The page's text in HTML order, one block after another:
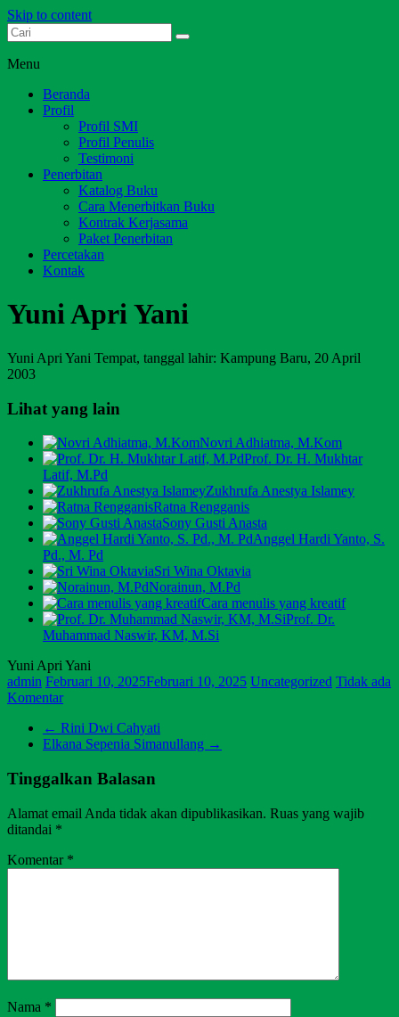
Skip to content
Dari Jambi untuk Indonesia
Menu
Beranda
Profil
Profil SMI
Profil Penulis
Testimoni
Penerbitan
Katalog Buku
Cara Menerbitkan Buku
Kontrak Kerjasama
Paket Penerbitan
Percetakan
Kontak
Yuni Apri Yani
Yuni Apri Yani Tempat, tanggal lahir: Kampung Baru, 20 April
2003
Lihat yang lain
Novri Adhiatma, M.Kom
Prof. Dr. H. Mukhtar
Latif, M.Pd
Zukhrufa Anestya Islamey
Ratna Rengganis
Sony Gusti Anasta
Anggel Hardi Yanto, S.
Pd., M. Pd
Sri Wina Oktavia
Norainun, M.Pd
Cara menulis yang kreatif
Prof. Dr.
Muhammad Naswir, KM, M.Si
Yuni Apri Yani
admin Februari 10, 2025Februari 10, 2025 Uncategorized Tidak ada
Komentar
← Rini Dwi Cahyati
Elkana Sepenia Simanullang →
Tinggalkan Balasan
Alamat email Anda tidak akan dipublikasikan. Ruas yang wajib
ditandai *
Komentar *
Nama *